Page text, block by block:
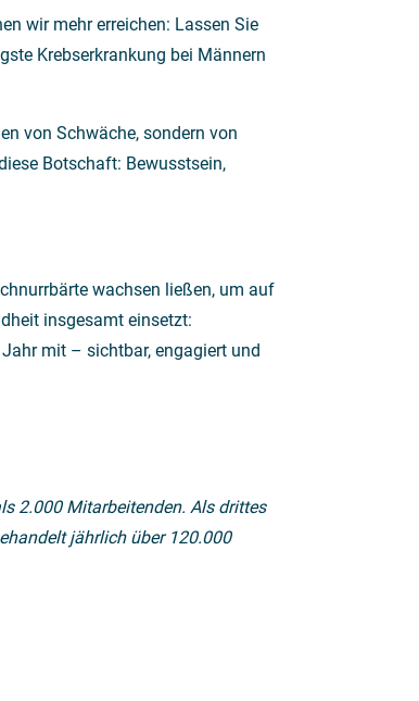
wir mehr erreichen: Lassen Sie
Krebserkrankung bei Männern
von Schwäche, sondern von
Botschaft: Bewusstsein,
wachsen ließen, um auf
insgesamt einsetzt:
mit – sichtbar, engagiert und
2.000 Mitarbeitenden. Als drittes
jährlich über 120.000